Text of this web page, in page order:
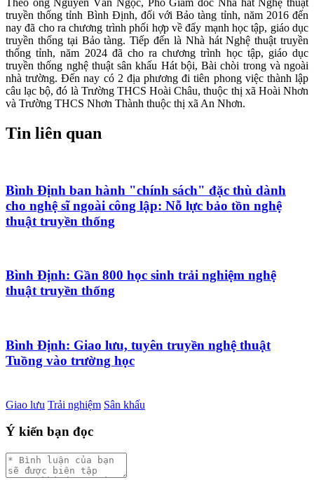
Theo ông Nguyễn Văn Ngọc, Phó Giám đốc Nhà hát Nghệ thuật
truyền thống tỉnh Bình Định, đối với Bảo tàng tỉnh, năm 2016 đến
nay đã cho ra chương trình phối hợp về đẩy mạnh học tập, giáo dục
truyền thống tại Bảo tàng. Tiếp đến là Nhà hát Nghệ thuật truyền
thống tỉnh, năm 2024 đã cho ra chương trình học tập, giáo dục
truyền thống nghệ thuật sân khấu Hát bội, Bài chòi trong và ngoài
nhà trường.Đến nay có 2 địa phương đi tiên phong việc thành lập
câu lạc bộ, đó là Trường THCS Hoài Châu, thuộc thị xã Hoài Nhơn
và Trường THCS Nhơn Thành thuộc thị xã An Nhơn.
Tin liên quan
Bình Định ban hành "chính sách" đặc thù dành
cho nghệ sĩ ngoài công lập: Nỗ lực bảo tồn nghệ
thuật truyền thống
Bình Định: Gần 800 học sinh trải nghiệm nghệ
thuật truyền thống
Bình Định: Giao lưu, tuyên truyền nghệ thuật
Tuồng vào trường học
Giao lưu Trải nghiệm Sân khấu
Ý kiến bạn đọc